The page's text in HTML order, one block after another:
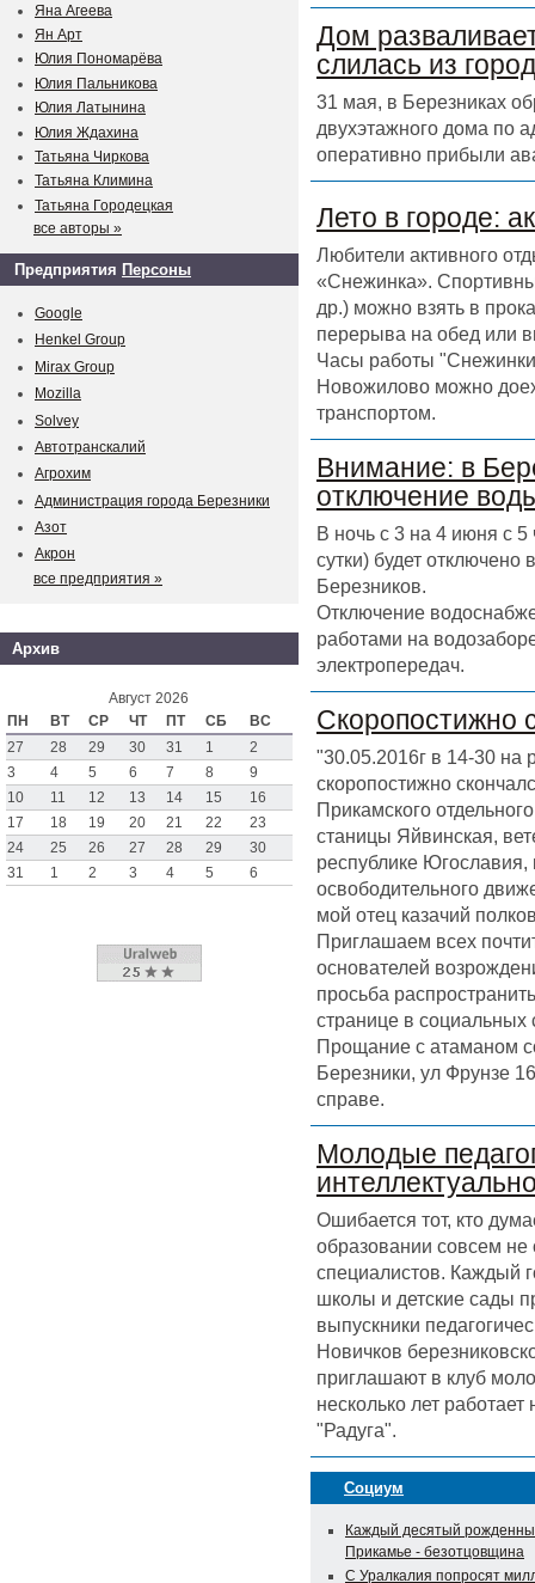
Дом
слилась из
31 мая, в Березниках
двухэтажного дома по
оперативно прибыли
Лето в городе:
Любители активного
«Снежинка».
др.) можно взять в
перерыва на обед или
Часы работы
Новожилово можно
транспортом.
Внимание: в
отключение
В ночь с 3 на 4 июня с 5
сутки) будет
Березников.
Отключение
работами на
электропередач.
Скоропостижно
"30.05.2016г в 14-30 на
скоропостижно
Прикамского
станицы Яйвинская,
республике
освободительного
мой отец казачий
Приглашаем всех
основателей
просьба
странице в
Прощание с атаманом
Березники, ул Фрунзе
справе.
Молодые
Ошибается тот, кто
образовании совсем
специалистов. Каждый
школы и детские сады
выпускники
Новичков
приглашают в клуб
несколько лет
"Радуга".
Социум
Каждый десятый
Прикамье - безотцовщина
С Уралкалия попросят
Яна Агеева
Ян Арт
Юлия Пономарёва
Юлия Пальникова
Юлия Латынина
Юлия Ждахина
Татьяна Чиркова
Татьяна Климина
Татьяна Городецкая
все авторы »
Предприятия Персоны
Google
Henkel Group
Mirax Group
Mozilla
Solvey
Автотранскалий
Агрохим
Администрация города Березники
Азот
Акрон
все предприятия »
Архив
Август 2026
ПН
ВТ СР ЧТ ПТ СБ
ВС
27
28 29 30 31 1
2
3
4 5 6 7 8
9
10
11 12 13 14 15
16
17
18 19 20 21 22
23
24
25 26 27 28 29
30
31
1 2 3 4 5 6